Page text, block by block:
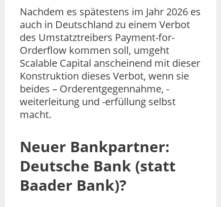
Nachdem es spätestens im Jahr 2026 es
auch in Deutschland zu einem Verbot
des Umstatztreibers Payment-for-
Orderflow kommen soll, umgeht
Scalable Capital anscheinend mit dieser
Konstruktion dieses Verbot, wenn sie
beides – Orderentgegennahme, -
weiterleitung und -erfüllung selbst
macht.
Neuer Bankpartner:
Deutsche Bank (statt
Baader Bank)?